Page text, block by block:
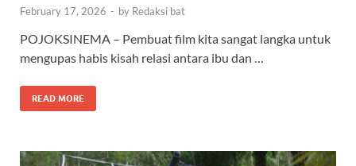
February 17, 2026 - by Redaksi bat
POJOKSINEMA – Pembuat film kita sangat langka untuk
mengupas habis kisah relasi antara ibu dan …
READ MORE